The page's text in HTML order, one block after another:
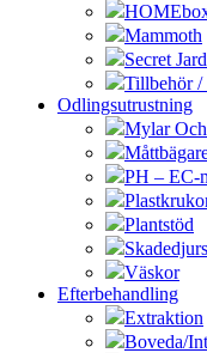
Mammoth
Secret
Tillbehör /
Odlingsutrustning
Mylar
PH – EC-
Plantstöd
Väskor
Efterbehandling
Extraktion
Boveda/